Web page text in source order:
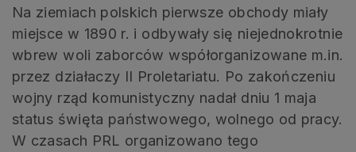
Na ziemiach polskich pierwsze obchody miały
miejsce w 1890 r. i odbywały się niejednokrotnie
wbrew woli zaborców współorganizowane m.in.
przez działaczy II Proletariatu. Po zakończeniu
wojny rząd komunistyczny nadał dniu 1 maja
status święta państwowego, wolnego od pracy.
W czasach PRL organizowano tego